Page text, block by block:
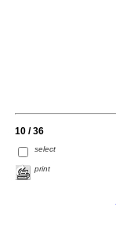
10 / 36
select
print